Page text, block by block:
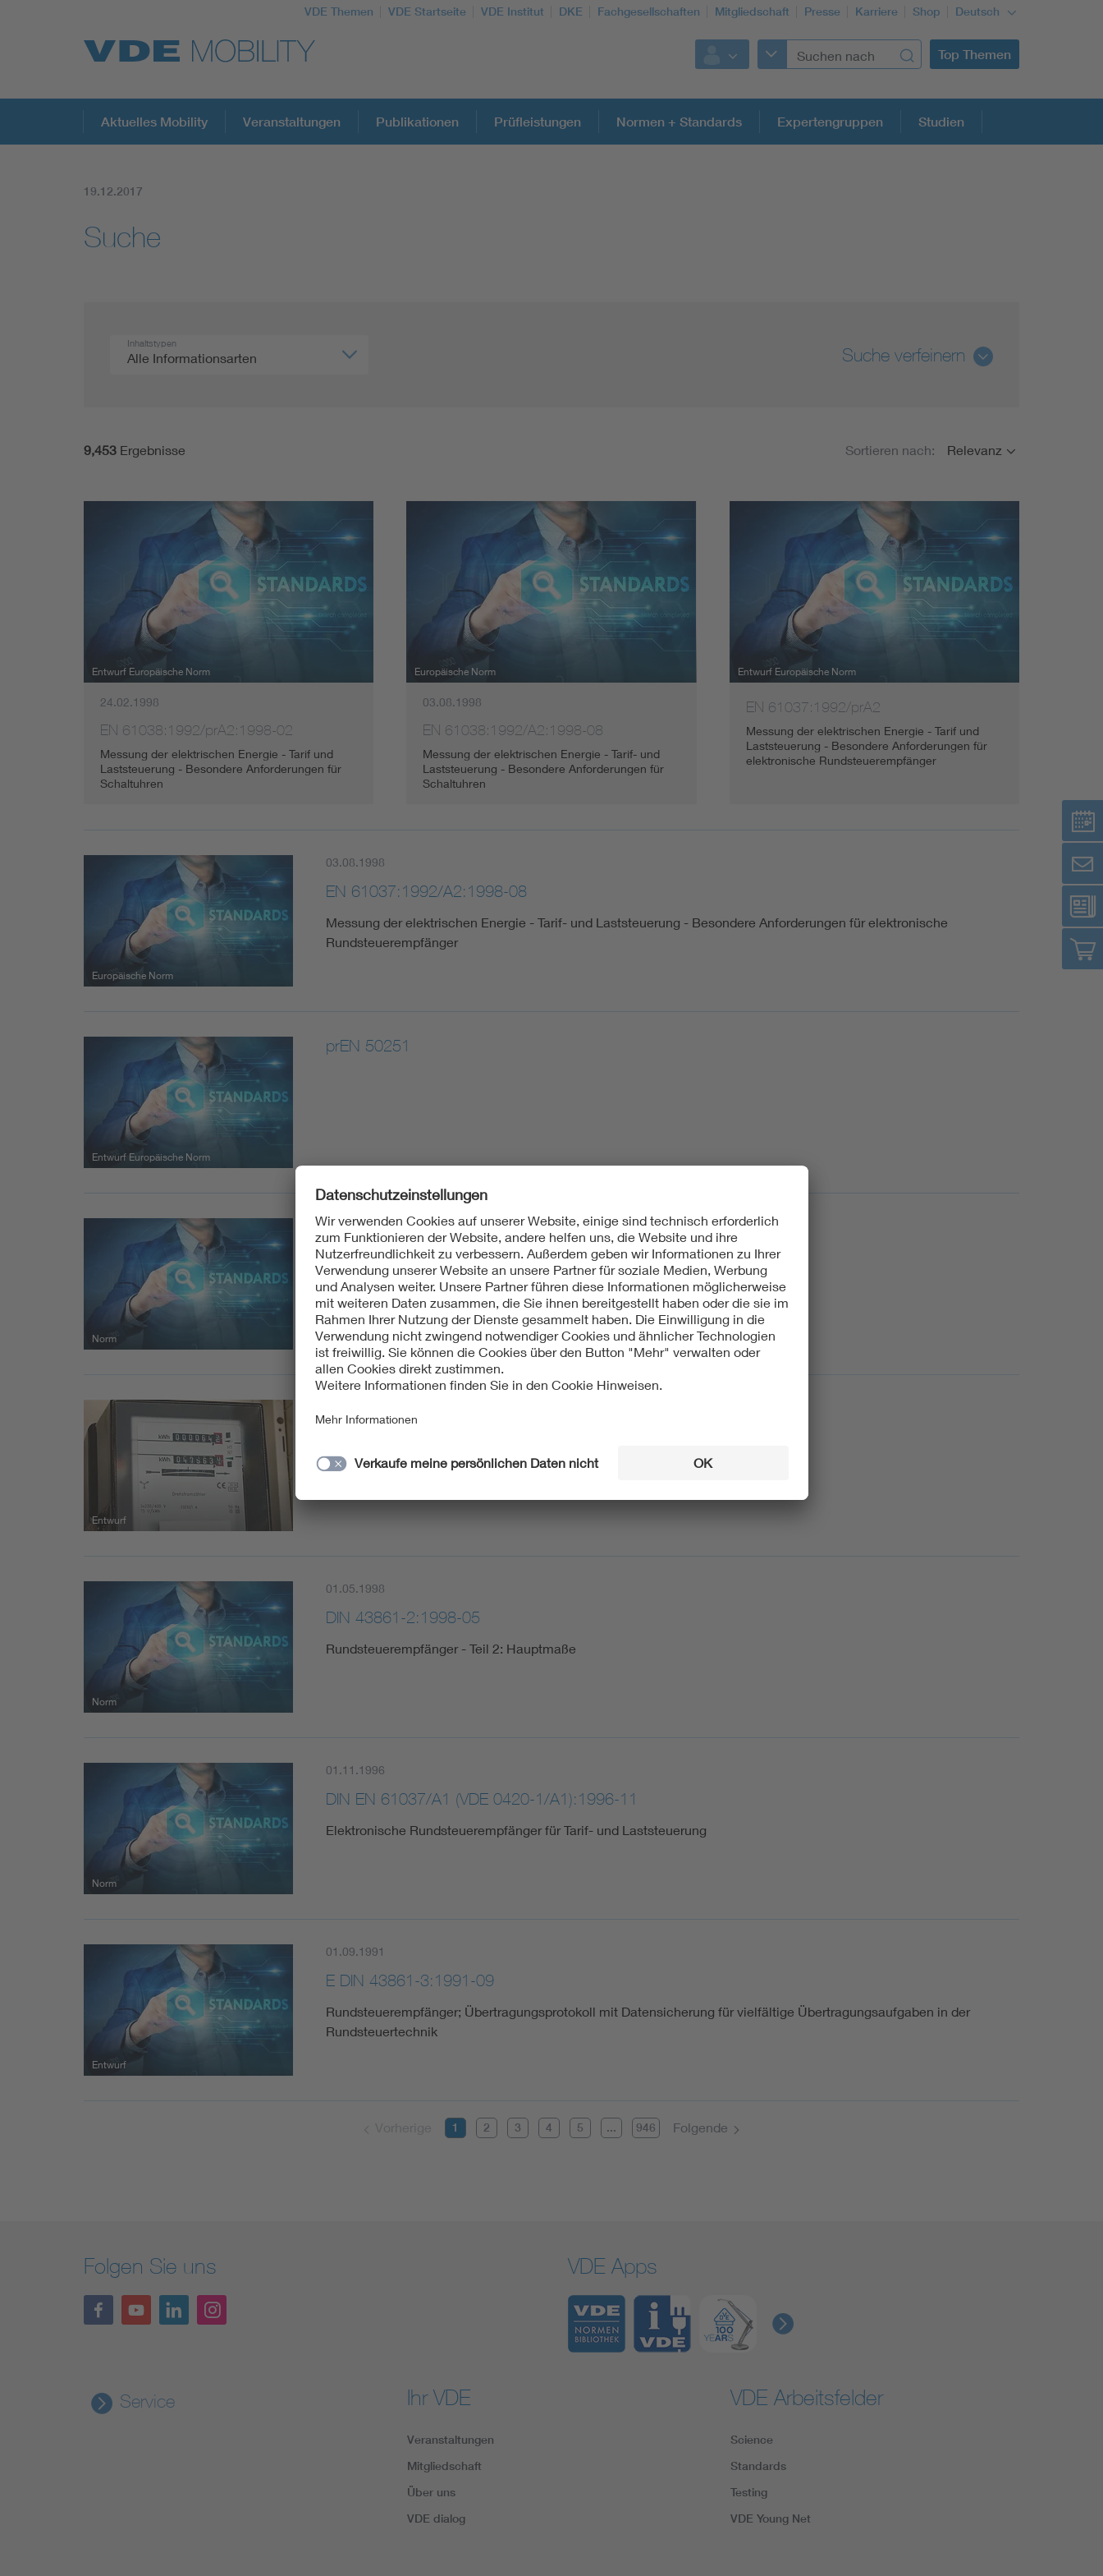
VDE Themen VDE Startseite VDE Institut DKE Fachgesellschaften Mitgliedschaft Presse Karriere Shop Deutsch
Top Themen
Top Themen
Fokusthemen
Energy
Aktuelles Mobility Veranstaltungen Publikationen Prüfleistungen Normen + Standards Expertengruppen Studien
19.12.2017
Suche
Inhaltstypen
Alle Informationsarten Suche verfeinern
9,453 Ergebnisse Sortieren nach: Relevanz
Entwurf Europäische Norm
24.02.1998
EN 61038:1992/prA2:1998-02
Messung der elektrischen Energie - Tarif und
Laststeuerung - Besondere Anforderungen für
Schaltuhren
Europäische Norm
03.08.1998
EN 61038:1992/A2:1998-08
Messung der elektrischen Energie - Tarif- und
Laststeuerung - Besondere Anforderungen für
Schaltuhren
Entwurf Europäische Norm
EN 61037:1992/prA2
Messung der elektrischen Energie - Tarif und
Laststeuerung - Besondere Anforderungen für
elektronische Rundsteuerempfänger
Europäische Norm
03.08.1998
EN 61037:1992/A2:1998-08
Messung der elektrischen Energie - Tarif- und Laststeuerung - Besondere Anforderungen für elektronische
Rundsteuerempfänger
Entwurf Europäische Norm
prEN 50251
Norm
01.01.1994
DIN EN 61037 (VDE 0420-1):1994-01
Elektronische Rundsteuerempfänger für Tarif- und Laststeuerung
Entwurf
Rundsteuerempfänger #(VDE-Bestimmung)#
Norm
01.05.1998
DIN 43861-2:1998-05
Rundsteuerempfänger - Teil 2: Hauptmaße
Norm
01.11.1996
DIN EN 61037/A1 (VDE 0420-1/A1):1996-11
Elektronische Rundsteuerempfänger für Tarif- und Laststeuerung
Entwurf
01.09.1991
E DIN 43861-3:1991-09
Rundsteuerempfänger; Übertragungsprotokoll mit Datensicherung für vielfältige Übertragungsaufgaben in der
Rundsteuertechnik
1 2 3 4 5 ... 946 Folgende
Folgen Sie uns VDE Apps
Service Ihr VDE
Veranstaltungen
Mitgliedschaft
Über uns
VDE dialog
VDE Arbeitsfelder
Science
Standards
Testing
VDE Young Net